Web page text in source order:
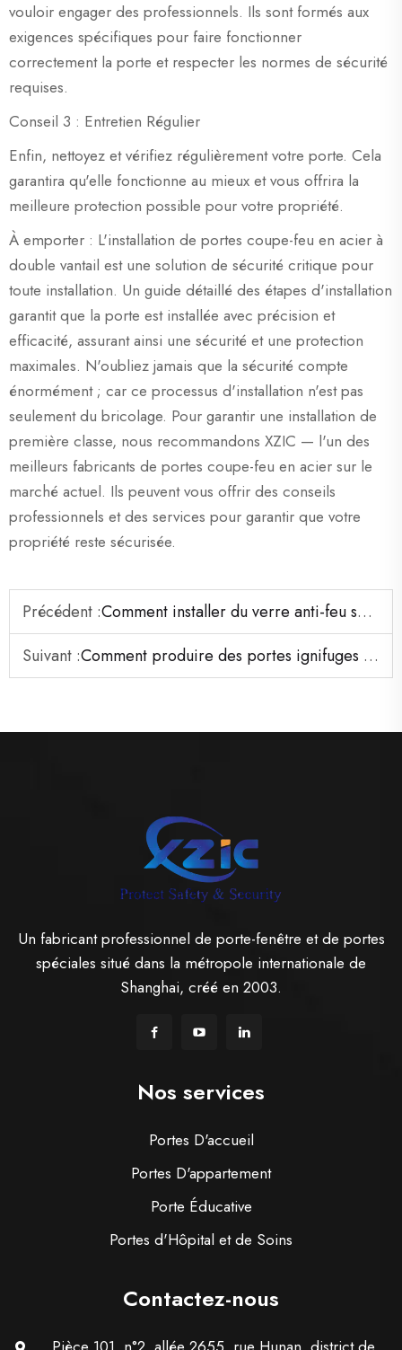
vouloir engager des professionnels. Ils sont formés aux
exigences spécifiques pour faire fonctionner
correctement la porte et respecter les normes de sécurité
requises.
Conseil 3 : Entretien Régulier
Enfin, nettoyez et vérifiez régulièrement votre porte. Cela
garantira qu'elle fonctionne au mieux et vous offrira la
meilleure protection possible pour votre propriété.
À emporter : L'installation de portes coupe-feu en acier à
double vantail est une solution de sécurité critique pour
toute installation. Un guide détaillé des étapes d'installation
garantit que la porte est installée avec précision et
efficacité, assurant ainsi une sécurité et une protection
maximales. N'oubliez jamais que la sécurité compte
énormément ; car ce processus d'installation n'est pas
seulement du bricolage. Pour garantir une installation de
première classe, nous recommandons XZIC — l'un des
meilleurs fabricants de portes coupe-feu en acier sur le
marché actuel. Ils peuvent vous offrir des conseils
professionnels et des services pour garantir que votre
propriété reste sécurisée.
Précédent :Comment installer du verre anti-feu sur une porte anti-feu en métal creux et en acier.
Suivant :Comment produire des portes ignifuges en acier avec différentes machines.
Un fabricant professionnel de porte-fenêtre et de portes
spéciales situé dans la métropole internationale de
Shanghai, créé en 2003.
Nos services
Portes D'accueil
Portes D'appartement
Porte Éducative
Portes d'Hôpital et de Soins
Contactez-nous